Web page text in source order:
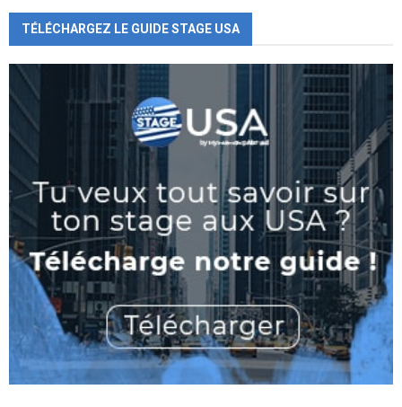
TÉLÉCHARGEZ LE GUIDE STAGE USA